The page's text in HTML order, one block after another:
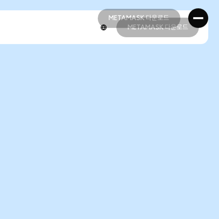
METAMASK 다운로드
METAMASK 다운로드
METAMASK 다운로드